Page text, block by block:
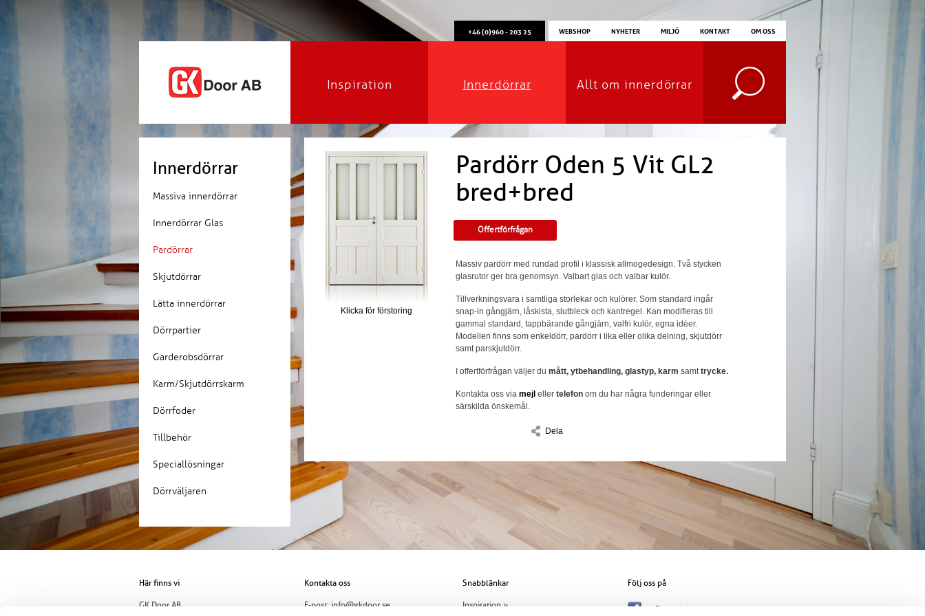
+46 (0)960 - 203 25 WEBSHOP NYHETER MILJÖ KONTAKT OM OSS
Inspiration Innerdörrar Allt om innerdörrar
Innerdörrar
Massiva innerdörrar
Innerdörrar Glas
Pardörrar
Skjutdörrar
Lätta innerdörrar
Dörrpartier
Garderobsdörrar
Karm/Skjutdörrskarm
Dörrfoder
Tillbehör
Speciallösningar
Dörrväljaren
Klicka för förstoring
Pardörr Oden 5 Vit GL2
bred+bred
Offertförfrågan
Massiv pardörr med rundad profil i klassisk allmogedesign. Två stycken
glasrutor ger bra genomsyn. Valbart glas och valbar kulör.
Tillverkningsvara i samtliga storlekar och kulörer. Som standard ingår
snap-in gångjärn, låskista, slutbleck och kantregel. Kan modifieras till
gammal standard, tappbärande gångjärn, valfri kulör, egna idéer.
Modellen finns som enkeldörr, pardörr i lika eller olika delning, skjutdörr
samt parskjutdörr.
I offertförfrågan väljer du mått, ytbehandling, glastyp, karm samttrycke.
Kontakta oss via mejl eller telefon om du har några funderingar eller
särskilda önskemål.
Dela
Här finns vi
GK Door AB
Kontakta oss
E-post:info@gkdoor.se
Snabblänkar
Inspiration »
Följ oss på
Facebook